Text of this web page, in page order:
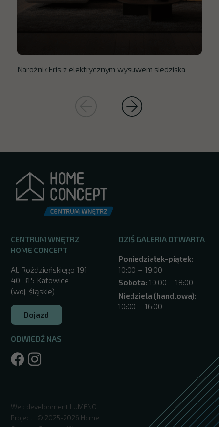
Narożnik Eris z elektrycznym wysuwem siedziska
CENTRUM WNĘTRZ
HOME CONCEPT
Al. Roździeńskiego 191
40-315 Katowice
(woj. śląskie)
Dojazd
ODWIEDŹ NAS
DZIŚ GALERIA OTWARTA
Poniedziałek-piątek:
10:00 – 19:00
Sobota: 10:00 – 18:00
Niedziela (handlowa):
10:00 – 16:00
Web development LUMENO
Project | © 2025-2026 Home